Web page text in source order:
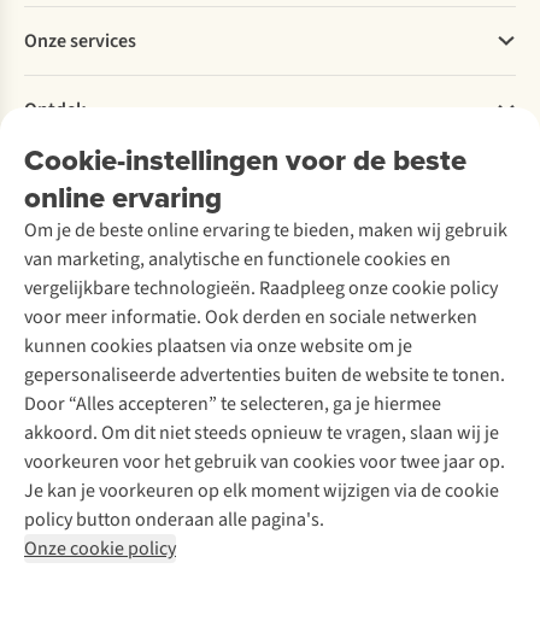
Cookie-instellingen voor de beste
online ervaring
Om je de beste online ervaring te bieden, maken wij gebruik
van marketing, analytische en functionele cookies en
vergelijkbare technologieën. Raadpleeg onze cookie policy
voor meer informatie. Ook derden en sociale netwerken
kunnen cookies plaatsen via onze website om je
gepersonaliseerde advertenties buiten de website te tonen.
Door “Alles accepteren” te selecteren, ga je hiermee
akkoord. Om dit niet steeds opnieuw te vragen, slaan wij je
voorkeuren voor het gebruik van cookies voor twee jaar op.
Je kan je voorkeuren op elk moment wijzigen via de cookie
policy button onderaan alle pagina's.
Onze cookie policy
Betalen
Levering
Retourneren
Bestelling herroepen
Garantie
Contact
Explore More
Verantwoord ondernemen
Over Ayacucho
Onze winkels
Over A.S.Adventure
Toegankelijkheidsverklaring
Onze services
Ski-onderhoud
Wasservice
Schoenonderhoud
Schoenherstelling
Kledingherstelling
Retouches
Voor bedrijven
Ontdek
A.S.Magazine
Podcast
Explore Academy
Explore Camp
Gear Check
Inspiratie & advies
Meld je aan voor de nieuwsbrief
Follow us
Disclaimer Privacy Policy
Algemene voorwaarden
Cookie Policy